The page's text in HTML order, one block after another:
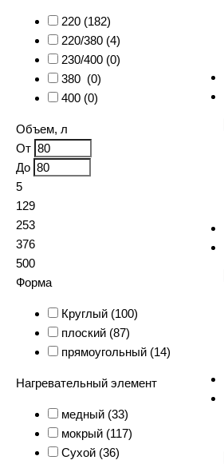
220 (182)
220/380 (4)
230/400 (0)
380 (0)
400 (0)
Объем, л
От
До
5
129
253
376
500
Форма
Круглый (100)
плоский (87)
прямоугольный (14)
Нагревательный элемент
медный (33)
мокрый (117)
Сухой (36)